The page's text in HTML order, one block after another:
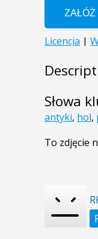
Słowa
antyki, hol,
To zdjęcie